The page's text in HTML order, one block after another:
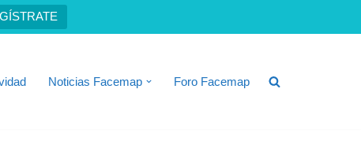
Noticias Facemap Foro Facemap